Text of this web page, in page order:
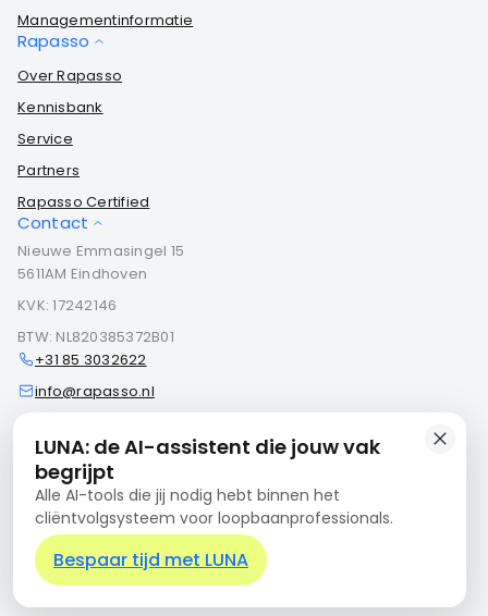
Managementinformatie
Rapasso
Over Rapasso
Kennisbank
Service
Partners
Rapasso Certified
Contact
Nieuwe Emmasingel 15
5611AM Eindhoven
KVK: 17242146
BTW: NL820385372B01
+31 85 3032622
info@rapasso.nl
Algemene voorwaarden
Privacyverklaring
Cookiebeleid
Informatiebeveiligingsbeleid
Kwetsbaarheid melden
LUNA: de AI-assistent die jouw vak
begrijpt
Alle AI-tools die jij nodig hebt binnen het
cliëntvolgsysteem voor loopbaanprofessionals.
Bespaar tijd met LUNA